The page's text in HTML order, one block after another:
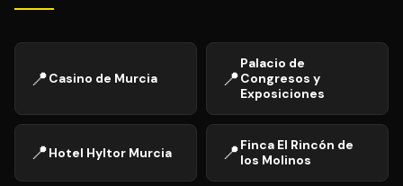
📍Casino de Murcia 📍
Palacio de
Congresos y
Exposiciones
📍Hotel Hyltor Murcia 📍Finca El Rincón de
los Molinos